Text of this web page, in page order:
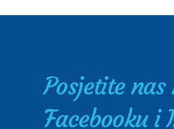
Posjetite nas
Facebooku i